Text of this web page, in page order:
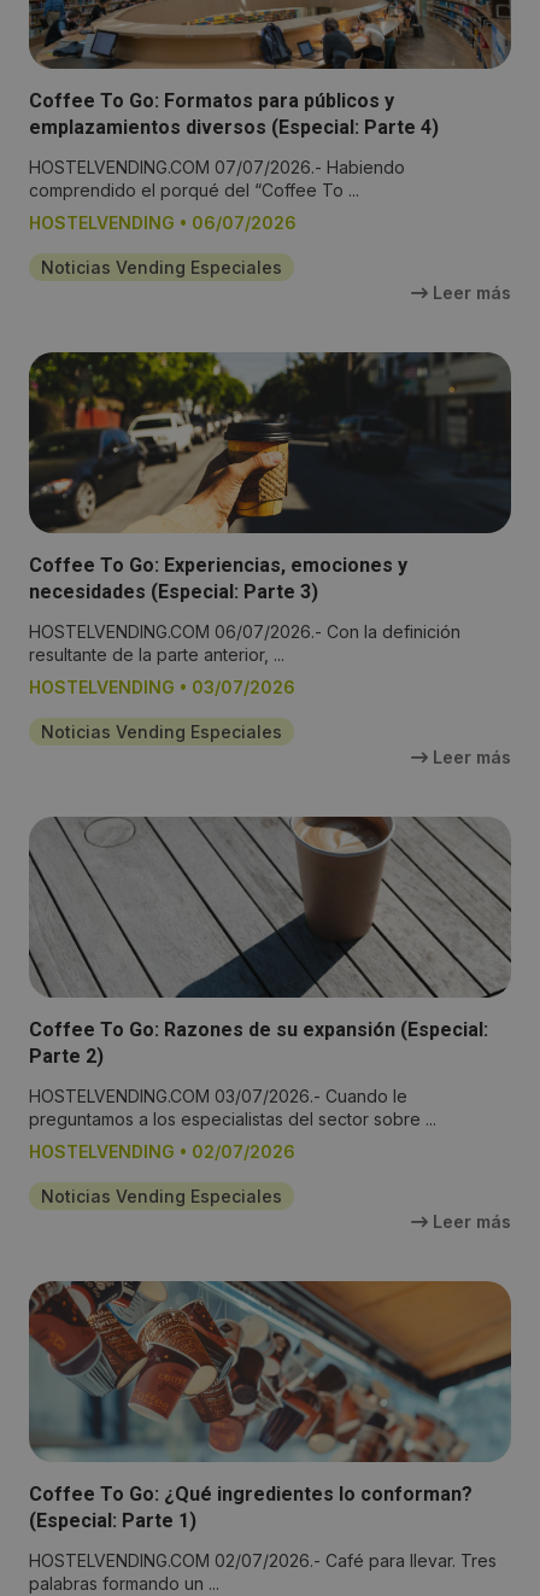
Coffee To Go: Formatos para públicos y
emplazamientos diversos (Especial: Parte 4)
HOSTELVENDING.COM 07/07/2026.- Habiendo
comprendido el porqué del “Coffee To ...
HOSTELVENDING • 06/07/2026
Noticias Vending Especiales
Leer más
Coffee To Go: Experiencias, emociones y
necesidades (Especial: Parte 3)
HOSTELVENDING.COM 06/07/2026.- Con la definición
resultante de la parte anterior, ...
HOSTELVENDING • 03/07/2026
Noticias Vending Especiales
Leer más
Coffee To Go: Razones de su expansión (Especial:
Parte 2)
HOSTELVENDING.COM 03/07/2026.- Cuando le
preguntamos a los especialistas del sector sobre ...
HOSTELVENDING • 02/07/2026
Noticias Vending Especiales
Leer más
Coffee To Go: ¿Qué ingredientes lo conforman?
(Especial: Parte 1)
HOSTELVENDING.COM 02/07/2026.- Café para llevar. Tres
palabras formando un ...